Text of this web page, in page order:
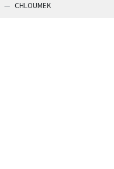
CHLOUMEK